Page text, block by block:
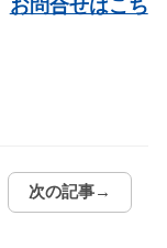
お問合せはこち
次の記事→